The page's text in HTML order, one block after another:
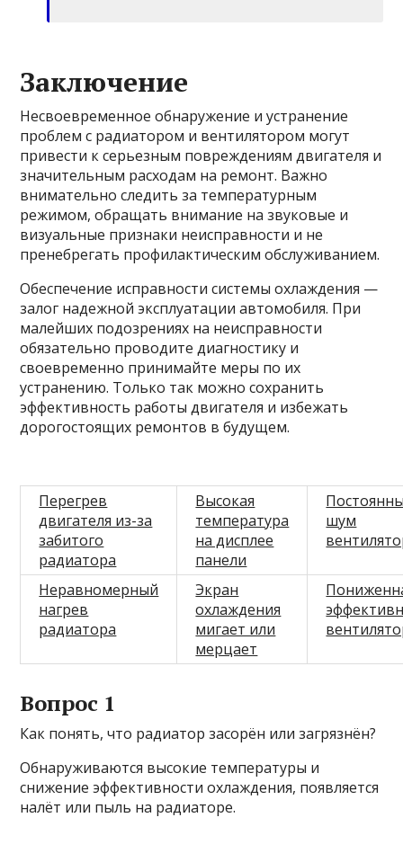
Заключение
Несвоевременное обнаружение и устранение
проблем с радиатором и вентилятором могут
привести к серьезным повреждениям двигателя и
значительным расходам на ремонт. Важно
внимательно следить за температурным
режимом, обращать внимание на звуковые и
визуальные признаки неисправности и не
пренебрегать профилактическим обслуживанием.
Обеспечение исправности системы охлаждения —
залог надежной эксплуатации автомобиля. При
малейших подозрениях на неисправности
обязательно проводите диагностику и
своевременно принимайте меры по их
устранению. Только так можно сохранить
эффективность работы двигателя и избежать
дорогостоящих ремонтов в будущем.
Перегрев
двигателя из-за
забитого
радиатора
Высокая
температура
на дисплее
панели
шум
Неравномерный
нагрев
радиатора
Экран
охлаждения
мигает или
мерцает
Вопрос 1
Как понять, что радиатор засорён или загрязнён?
Обнаруживаются высокие температуры и
снижение эффективности охлаждения, появляется
налёт или пыль на радиаторе.